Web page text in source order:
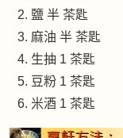
鹽 半 茶匙
麻油 半 茶匙
生抽 1 茶匙
豆粉 1 茶匙
米酒 1 茶匙